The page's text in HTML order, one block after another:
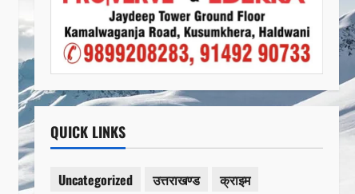
QUICK LINKS
Uncategorized उत्तराखण्ड
क्राइम